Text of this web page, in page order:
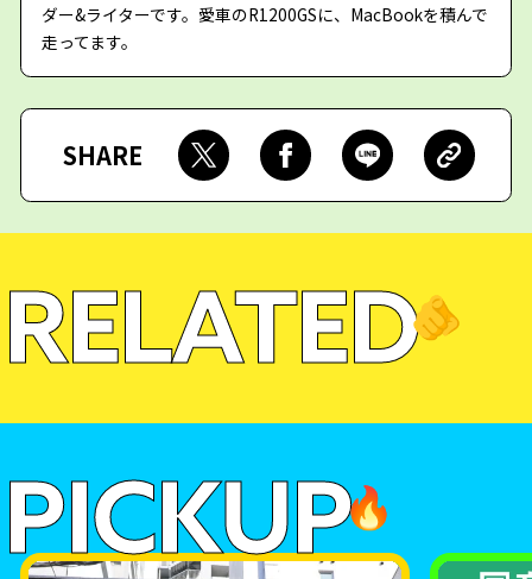
ダー&ライターです。愛車のR1200GSに、MacBookを積んで
走ってます。
SHARE
RELATED🫵
PICKUP🔥